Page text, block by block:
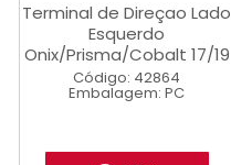
Terminal de Direçao Lado
Esquerdo
Onix/Prisma/Cobalt 17/19
Código: 42864
Embalagem: PC